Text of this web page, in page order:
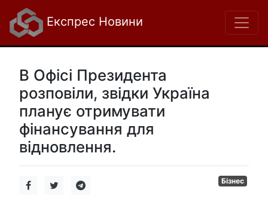
Експрес Новини
В Офісі Президента
розповіли, звідки Україна
планує отримувати
фінансування для
відновлення.
Бізнес